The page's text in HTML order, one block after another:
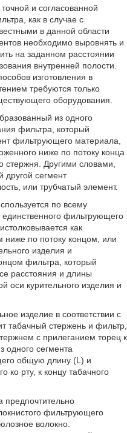
и согласованной
как в случае с
в данной области
необходимо выровнять и
на заданном расстоянии
внутренней полости.
изготовления в
требуются только
оборудования.
из одного
фильтра, который
фильтрующего материала,
ниже по потоку конца
стержня. Другими словами,
другой сегмент
или трубчатый элемент.
по всему
фильтрующего
как
по потоку концом, или
изделия и
фильтра, который
расстояния и длины
оси курительного изделия и
изделие в соответствии с
табачный стержень и фильтр,
с прилеганием торец к
одного сегмента
общую длину (L) и
ко рту, к концу табачного
фильтрующего
волокно.